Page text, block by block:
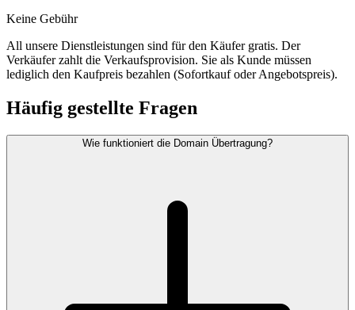
Keine Gebühr
All unsere Dienstleistungen sind für den Käufer gratis. Der
Verkäufer zahlt die Verkaufsprovision. Sie als Kunde müssen
lediglich den Kaufpreis bezahlen (Sofortkauf oder Angebotspreis).
Häufig gestellte Fragen
Wie funktioniert die Domain Übertragung?